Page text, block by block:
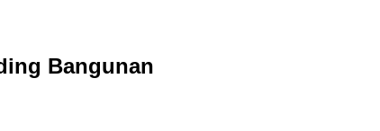
Bangunan